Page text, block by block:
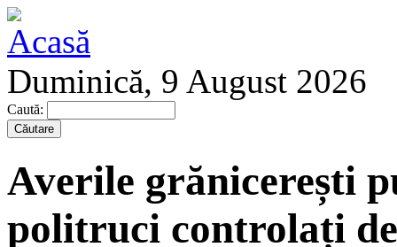
Duminică, 9 August 2026
Caută:
Averile grănicerești
politruci controlați